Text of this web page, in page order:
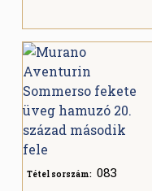
Tétel sorszám: 083